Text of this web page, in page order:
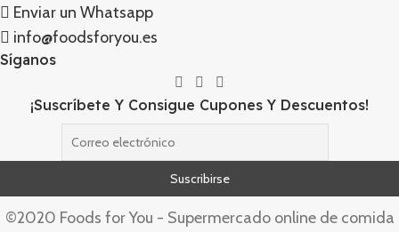
Enviar un Whatsapp
info@foodsforyou.es
Síganos
¡Suscríbete Y Consigue Cupones Y Descuentos!
©2020 Foods for You - Supermercado online de comida